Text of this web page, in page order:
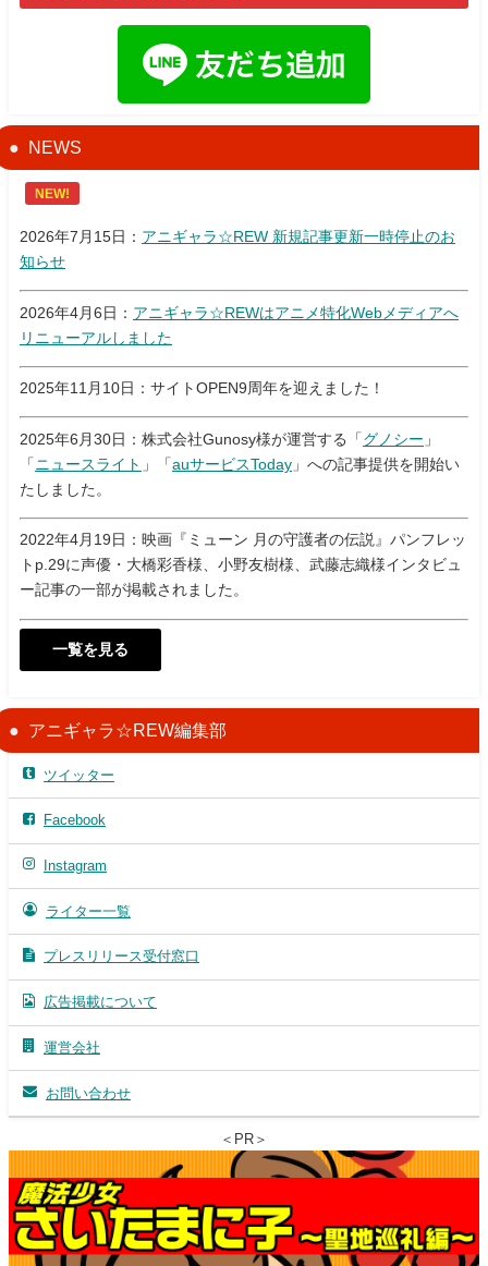
NEWS
NEW!
2026年7月15日： アニギャラ☆REW 新規記事更新一時停止のお
知らせ
2026年4月6日： アニギャラ☆REWはアニメ特化Webメディアへ
リニューアルしました
2025年11月10日：サイトOPEN9周年を迎えました！
2025年6月30日：株式会社Gunosy様が運営する「 グノシー 」
「 ニュースライト 」「auサービスToday 」への記事提供を開始い
たしました。
2022年4月19日：映画『ミューン 月の守護者の伝説』パンフレッ
トp.29に声優・大橋彩香様、小野友樹様、武藤志織様インタビュ
ー記事の一部が掲載されました。
一覧を見る
アニギャラ☆REW編集部
ツイッター
Facebook
Instagram
ライター一覧
プレスリリース受付窓口
広告掲載について
運営会社
お問い合わせ
＜PR＞